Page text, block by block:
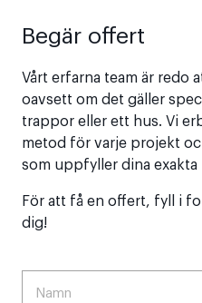
Begär offert
Vårt erfarna team är redo
oavsett om det gäller
trappor eller ett hus. Vi
metod för varje projekt
som uppfyller dina exakta
För att få en offert, fyll i
dig!